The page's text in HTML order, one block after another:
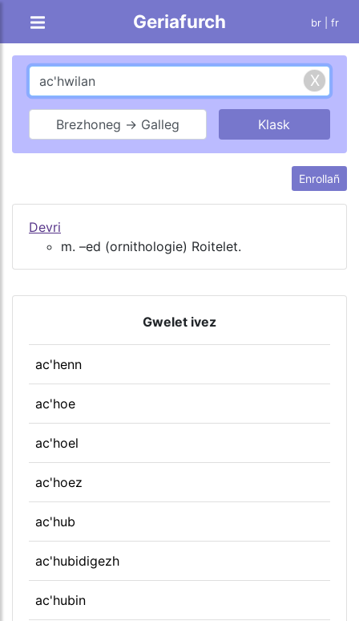
Geriafurch br | fr
Brezhoneg → Galleg
Enrollañ
Devri
m. –ed (ornithologie) Roitelet.
Gwelet ivez
ac'henn
ac'hoe
ac'hoel
ac'hoez
ac'hub
ac'hubidigezh
ac'hubin